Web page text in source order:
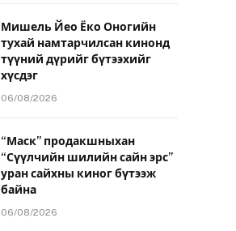
Мишель Йео Ёко Оногийн
тухай намтарчилсан кинонд
түүний дүрийг бүтээхийг
хүсдэг
06/08/2026
“Маск” продакшныхан
“Сүүлчийн шилийн сайн эрс”
уран сайхны киног бүтээж
байна
06/08/2026